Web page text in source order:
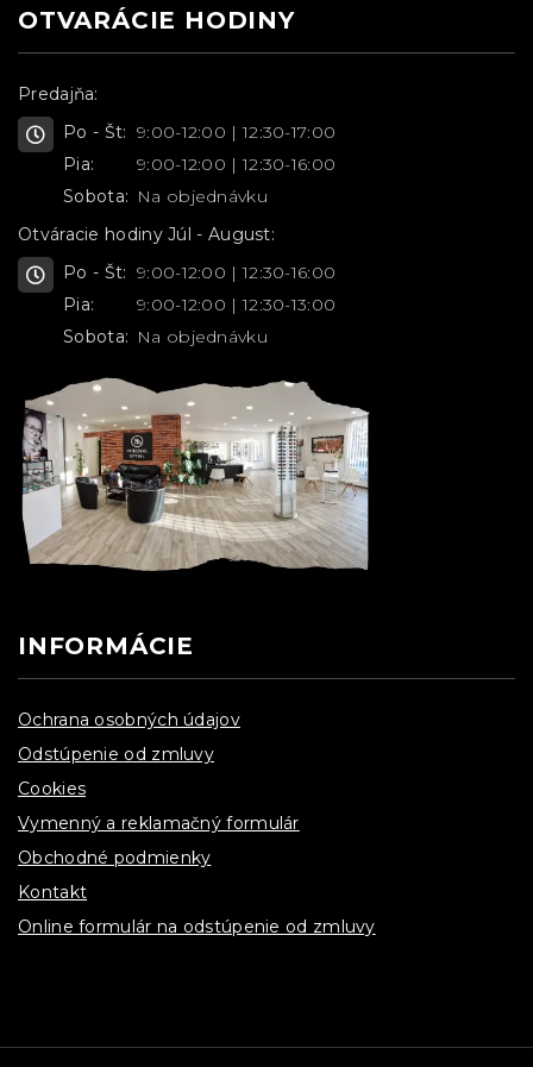
OTVARÁCIE HODINY
Predajňa:
Po - Št: 9:00-12:00 | 12:30-17:00
Pia:
9:00-12:00 | 12:30-16:00
Sobota: Na objednávku
Otváracie hodiny Júl - August:
Po - Št: 9:00-12:00 | 12:30-16:00
Pia:
9:00-12:00 | 12:30-13:00
Sobota: Na objednávku
INFORMÁCIE
Ochrana osobných údajov
Odstúpenie od zmluvy
Cookies
Vymenný a reklamačný formulár
Obchodné podmienky
Kontakt
Online formulár na odstúpenie od zmluvy